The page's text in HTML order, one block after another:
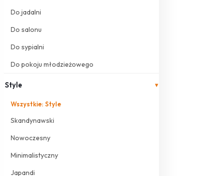
Do jadalni
Do salonu
Do sypialni
Do pokoju młodzieżowego
Style ▾
Wszystkie: Style
Skandynawski
Nowoczesny
Minimalistyczny
Japandi